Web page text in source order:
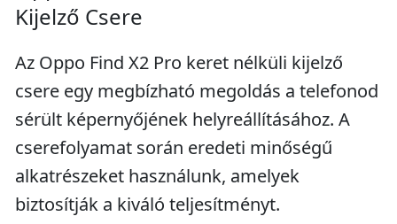
Kijelző Csere
Az Oppo Find X2 Pro keret nélküli kijelző
csere egy megbízható megoldás a telefonod
sérült képernyőjének helyreállításához. A
cserefolyamat során eredeti minőségű
alkatrészeket használunk, amelyek
biztosítják a kiváló teljesítményt.